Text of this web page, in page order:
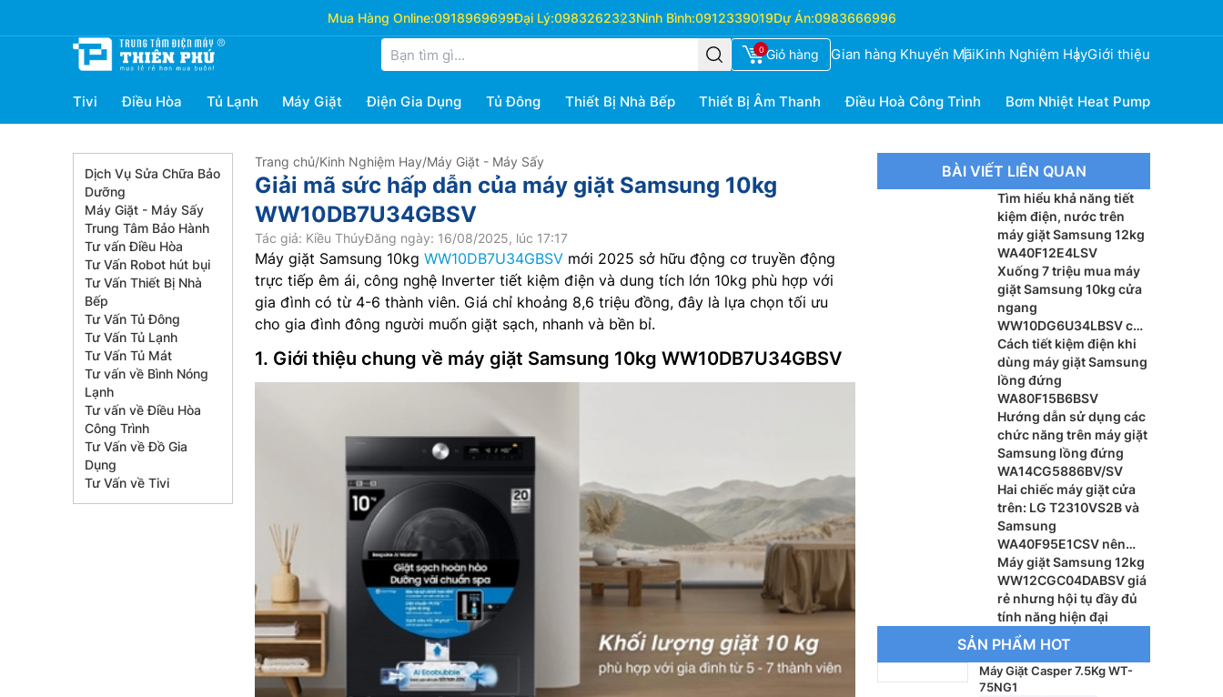
Mua Hàng Online:0918969699Đại Lý:0983262323Ninh Bình:0912339019Dự Án:0983666996
0 Giỏ hàng Gian hàng Khuyến MãiKinh Nghiệm HayGiới thiệu
Tivi Điều Hòa Tủ Lạnh Máy Giặt Điện Gia Dụng Tủ Đông Thiết Bị Nhà Bếp Thiết Bị Âm Thanh Điều Hoà Công Trình Bơm Nhiệt Heat Pump
Dịch Vụ Sửa Chữa Bảo
Dưỡng
Máy Giặt - Máy Sấy
Trung Tâm Bảo Hành
Tư vấn Điều Hòa
Tư Vấn Robot hút bụi
Tư Vấn Thiết Bị Nhà
Bếp
Tư Vấn Tủ Đông
Tư Vấn Tủ Lạnh
Tư Vấn Tủ Mát
Tư vấn về Bình Nóng
Lạnh
Tư vấn về Điều Hòa
Công Trình
Tư Vấn về Đồ Gia
Dụng
Tư Vấn về Tivi
Trang chủ/Kinh Nghiệm Hay/Máy Giặt - Máy Sấy
Giải mã sức hấp dẫn của máy giặt Samsung 10kg
WW10DB7U34GBSV
Tác giả: Kiều ThúyĐăng ngày: 16/08/2025, lúc 17:17
Máy giặt Samsung 10kg WW10DB7U34GBSV mới 2025 sở hữu động cơ truyền động
trực tiếp êm ái, công nghệ Inverter tiết kiệm điện và dung tích lớn 10kg phù hợp với
gia đình có từ 4-6 thành viên. Giá chỉ khoảng 8,6 triệu đồng, đây là lựa chọn tối ưu
cho gia đình đông người muốn giặt sạch, nhanh và bền bỉ.
1. Giới thiệu chung về máy giặt Samsung 10kg WW10DB7U34GBSV
BÀI VIẾT LIÊN QUAN
Tìm hiểu khả năng tiết
kiệm điện, nước trên
máy giặt Samsung 12kg
WA40F12E4LSV
Xuống 7 triệu mua máy
giặt Samsung 10kg cửa
ngang
WW10DG6U34LBSV có
đáng?
Cách tiết kiệm điện khi
dùng máy giặt Samsung
lồng đứng
WA80F15B6BSV
Hướng dẫn sử dụng các
chức năng trên máy giặt
Samsung lồng đứng
WA14CG5886BV/SV
Hai chiếc máy giặt cửa
trên: LG T2310VS2B và
Samsung
WA40F95E1CSV nên
dùng loại nào
Máy giặt Samsung 12kg
WW12CGC04DABSV giá
rẻ nhưng hội tụ đầy đủ
tính năng hiện đại
SẢN PHẨM HOT
Máy Giặt Casper 7.5Kg WT-
75NG1